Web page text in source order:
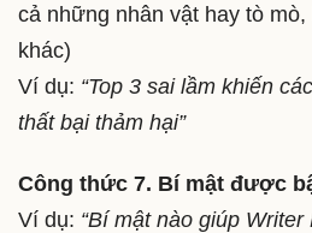
cả những nhân vật hay tò mò,
khác)
Ví dụ: “Top 3 sai lầm khiến
thất bại thảm hại”
Công thức 7. Bí mật được
Ví dụ: “Bí mật nào giúp